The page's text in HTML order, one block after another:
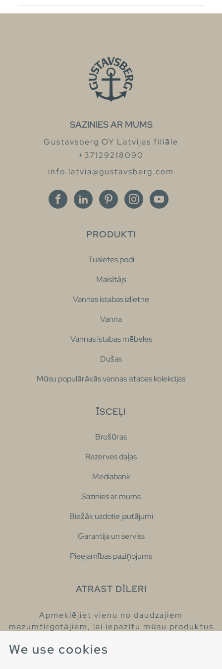
We use cookies
SAZINIES AR MUMS
Gustavsberg OY Latvijas filiāle
+37129218090
info.latvia@gustavsberg.com
PRODUKTI
Tualetes podi
Maisītājs
Vannas istabas izlietne
Vanna
Vannas istabas mēbeles
Dušas
Mūsu populārākās vannas istabas kolekcijas
ĪSCEĻI
Brošūras
Rezerves daļas
Mediabank
Sazinies ar mums
Biežāk uzdotie jautājumi
Garantija un serviss
Pieejamības paziņojums
ATRAST DĪLERI
Apmeklējiet vienu no daudzajiem
mazumtirgotājiem, lai iepazītu mūsu produktus